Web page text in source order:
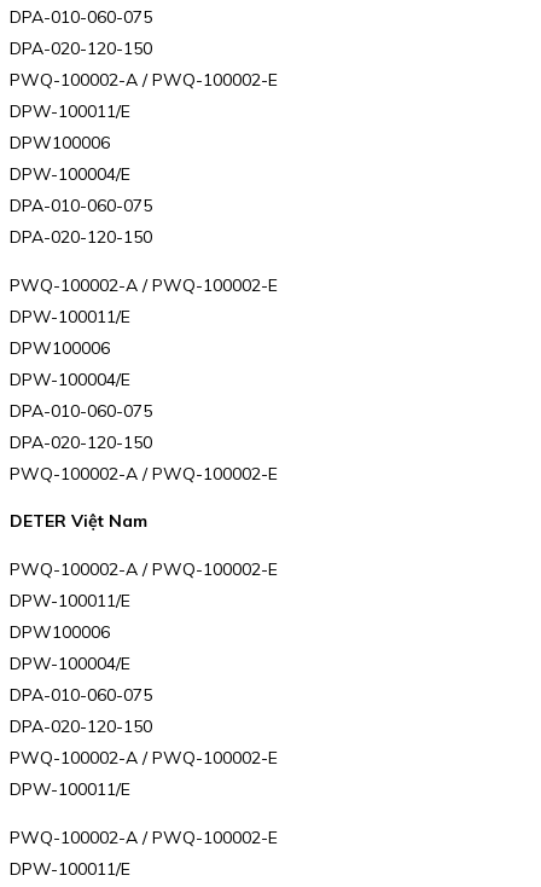
DPA-010-060-075
DPA-020-120-150
PWQ-100002-A / PWQ-100002-E
DPW-100011/E
DPW100006
DPW-100004/E
DPA-010-060-075
DPA-020-120-150
PWQ-100002-A / PWQ-100002-E
DPW-100011/E
DPW100006
DPW-100004/E
DPA-010-060-075
DPA-020-120-150
PWQ-100002-A / PWQ-100002-E
DETER Việt Nam
PWQ-100002-A / PWQ-100002-E
DPW-100011/E
DPW100006
DPW-100004/E
DPA-010-060-075
DPA-020-120-150
PWQ-100002-A / PWQ-100002-E
DPW-100011/E
PWQ-100002-A / PWQ-100002-E
DPW-100011/E